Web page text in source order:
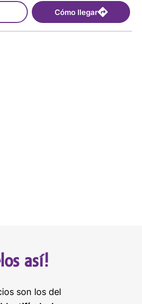
Cómo llegar
así!
son los del